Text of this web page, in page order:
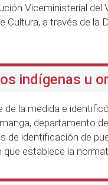
Viceministerial
a través de la
indígenas u
la medida e
departamento
de identificación de
establece la